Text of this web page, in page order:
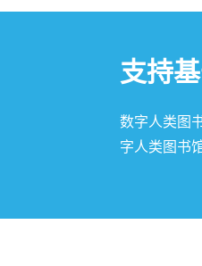
支持
数字人类图
字人类图书